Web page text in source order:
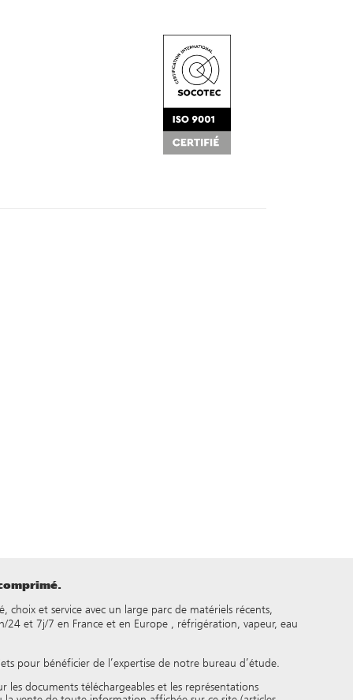
et service avec un large parc de matériels récents,
et 7j/7 en France et en Europe , réfrigération, vapeur, eau
pour bénéficier de l’expertise de notre bureau d’étude.
les documents téléchargeables et les représentations